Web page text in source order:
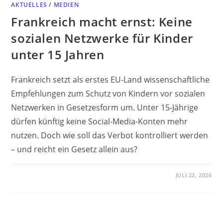
AKTUELLES / MEDIEN
Frankreich macht ernst: Keine
sozialen Netzwerke für Kinder
unter 15 Jahren
Frankreich setzt als erstes EU-Land wissenschaftliche
Empfehlungen zum Schutz von Kindern vor sozialen
Netzwerken in Gesetzesform um. Unter 15-Jährige
dürfen künftig keine Social-Media-Konten mehr
nutzen. Doch wie soll das Verbot kontrolliert werden
– und reicht ein Gesetz allein aus?
JULI 22, 2026